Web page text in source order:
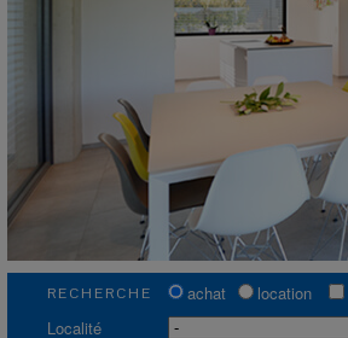
RECHERCHE achat location
Localité